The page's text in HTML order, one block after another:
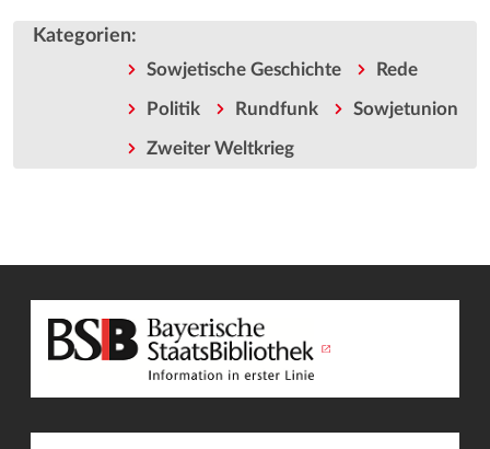
Kategorien:
Sowjetische Geschichte Rede
Politik Rundfunk Sowjetunion
Zweiter Weltkrieg